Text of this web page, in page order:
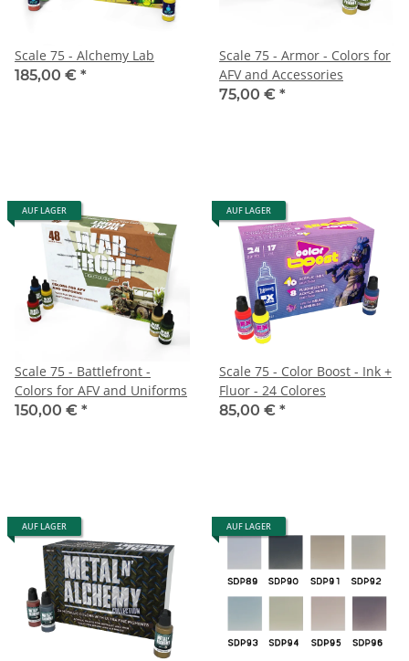
Scale 75 - Alchemy Lab
185,00 € *
Scale 75 - Armor - Colors for
AFV and Accessories
75,00 € *
AUF LAGER
Scale 75 - Battlefront -
Colors for AFV and Uniforms
150,00 € *
AUF LAGER
Scale 75 - Color Boost - Ink +
Fluor - 24 Colores
85,00 € *
AUF LAGER AUF LAGER